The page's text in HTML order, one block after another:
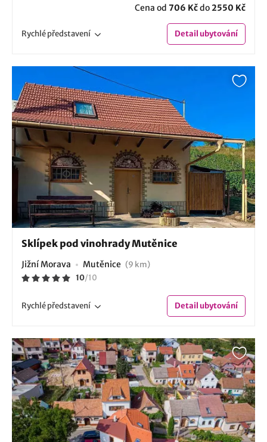
Cena od 706 Kčdo2550 Kč
Rychlépředstavení Detailubytování
Sklípek pod vinohrady Mutěnice
Jižní Morava Mutěnice (9 km)
10/10
Rychlépředstavení Detailubytování